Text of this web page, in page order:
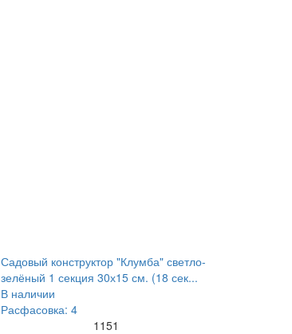
Садовый конструктор "Клумба" светло-
зелёный 1 секция 30х15 см. (18 сек...
В наличии
Расфасовка: 4
1151